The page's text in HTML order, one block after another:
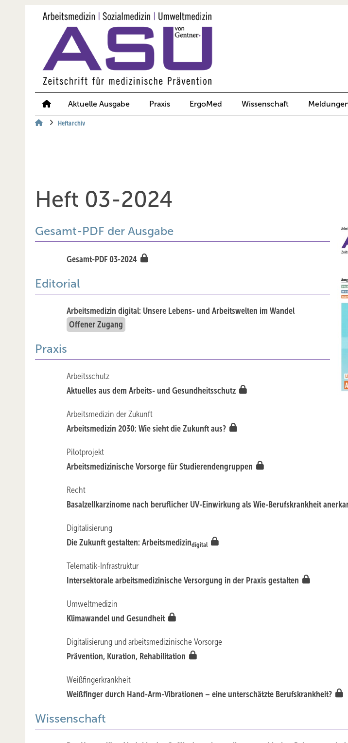
Aktuelle Ausgabe Praxis ErgoMed Wissenschaft
Heftarchiv
Heft 03-2024
Gesamt-PDF der Ausgabe
Gesamt-PDF 03-2024
Editorial
Arbeitsmedizin digital: Unsere Lebens- und Arbeitswelten im Wandel
Offener Zugang
Praxis
Arbeitsschutz
Aktuelles aus dem Arbeits- und Gesundheitsschutz
Arbeitsmedizin der Zukunft
Arbeitsmedizin 2030: Wie sieht die Zukunft aus?
Pilotprojekt
Arbeitsmedizinische Vorsorge für Studierendengruppen
Recht
Basalzellkarzinome nach beruflicher UV-Einwirkung als Wie-Berufskrankheit
Digitalisierung
Die Zukunft gestalten: ­Arbeitsmedizindigital
Telematik-Infrastruktur
Intersektorale arbeitsmedizinische Versorgung in der Praxis gestalten
Umweltmedizin
Klimawandel und Gesundheit
Digitalisierung und arbeitsmedizinische Vorsorge
Prävention, Kuration, Rehabilitation
Weißfingerkrankheit
Weißfinger durch Hand-Arm-­Vibrationen – eine unterschätzte Berufskrankheit?
Wissenschaft